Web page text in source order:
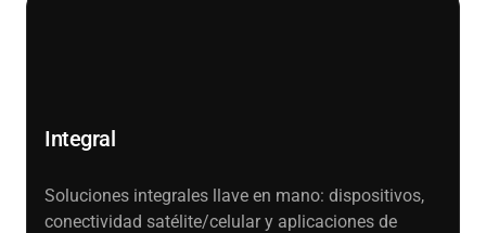
Integral
Soluciones integrales llave en mano: dispositivos,
conectividad satélite/celular y aplicaciones de